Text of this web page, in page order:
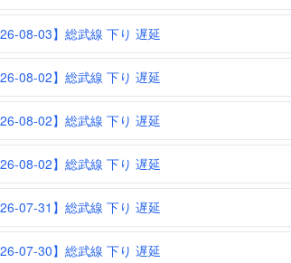
08-03】総武線 下り 遅延
08-02】総武線 下り 遅延
08-02】総武線 下り 遅延
08-02】総武線 下り 遅延
07-31】総武線 下り 遅延
07-30】総武線 下り 遅延